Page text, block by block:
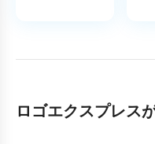
ロゴエクスプレス